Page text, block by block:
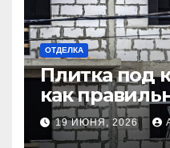
ОТДЕЛКА
Плитка под
как
комнаты?
19 ИЮНЯ, 2026